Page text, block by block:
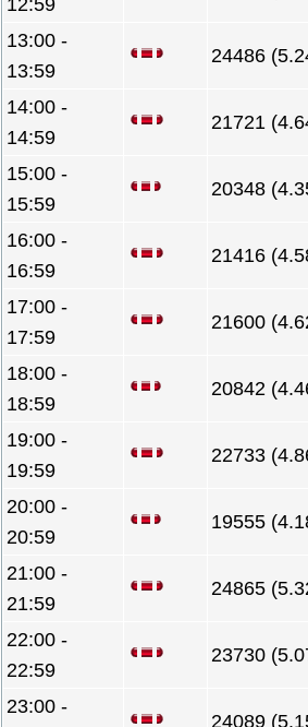
12:59
13:00 -
13:59
24486
14:00 -
14:59
21721
15:00 -
15:59
20348
16:00 -
16:59
21416
17:00 -
17:59
21600
18:00 -
18:59
20842
19:00 -
19:59
22733
20:00 -
20:59
19555
21:00 -
21:59
24865
22:00 -
22:59
23730
23:00 -
24089